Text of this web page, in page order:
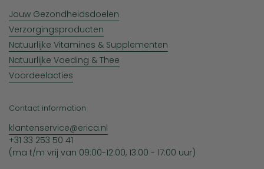
Jouw Gezondheidsdoelen
Verzorgingsproducten
Natuurlijke Vitamines & Supplementen
Natuurlijke Voeding & Thee
Voordeelacties
Contact information
klantenservice@erica.nl
+31 33 253 50 41
(ma t/m vrij van 09:00-12:00, 13:00 - 17:00 uur)